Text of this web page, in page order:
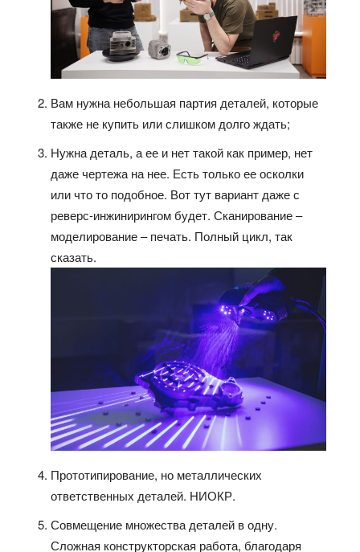
Вам нужна небольшая партия деталей, которые
также не купить или слишком долго ждать;
Нужна деталь, а ее и нет такой как пример, нет
даже чертежа на нее. Есть только ее осколки
или что то подобное. Вот тут вариант даже с
реверс-инжинирингом будет. Сканирование –
моделирование – печать. Полный цикл, так
сказать.
Прототипирование, но металлических
ответственных деталей. НИОКР.
Совмещение множества деталей в одну.
Сложная конструкторская работа, благодаря